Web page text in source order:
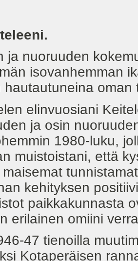
ja nuoruuden
isovanhemman
hautautuneina oman
elinvuosiani
ja osin
1980-luku,
muistoistani, että
kehityksen
paikkakunnasta
erilainen omiini
47 tienoilla
Kotaperäisen